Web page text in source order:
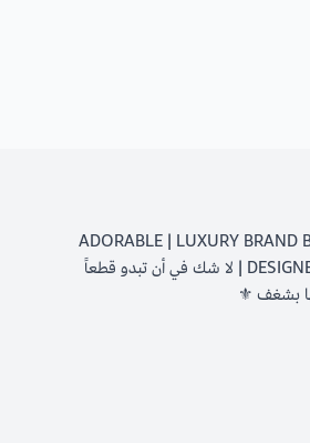
ADORABLE | LUXURY BRAND
DESIGNER | SHROUG AL.AONIY | لا شك في أن تبدو قطعاً
بشغف ⚜️